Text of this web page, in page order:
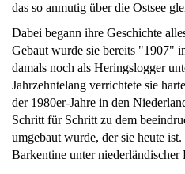
das so anmutig über die Ostsee
Dabei begann ihre Geschichte
Gebaut wurde sie bereits "1907"
damals noch als Heringslogger
Jahrzehntelang verrichtete sie
der 1980er-Jahre in den
Schritt für Schritt zu dem
umgebaut wurde, der sie heute
Barkentine unter niederländischer